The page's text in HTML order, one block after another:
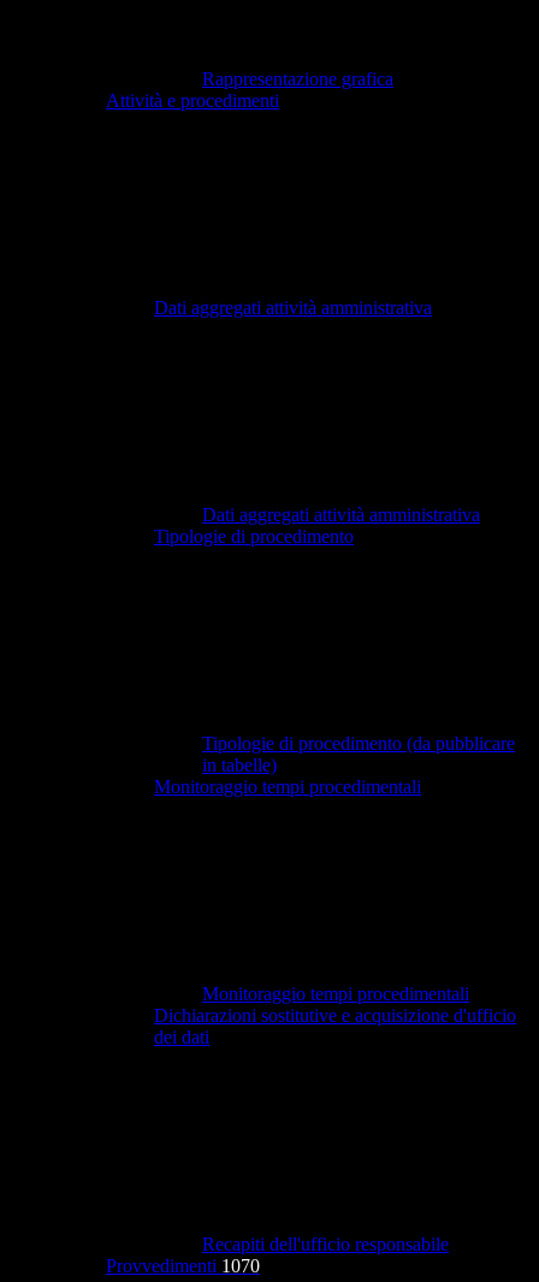
Rappresentazione grafica
Attività e procedimenti
Dati aggregati attività amministrativa
Dati aggregati attività amministrativa
Tipologie di procedimento
Tipologie di procedimento (da pubblicare
in tabelle)
Monitoraggio tempi procedimentali
Monitoraggio tempi procedimentali
Dichiarazioni sostitutive e acquisizione d'ufficio
dei dati
Recapiti dell'ufficio responsabile
Provvedimenti 1070